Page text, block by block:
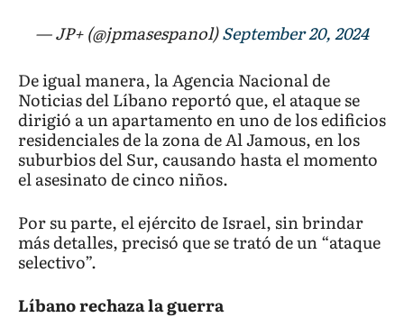
— JP+ (@jpmasespanol)September 20, 2024
De igual manera, la Agencia Nacional de
Noticias del Líbano reportó que, el ataque se
dirigió a un apartamento en uno de los edificios
residenciales de la zona de Al Jamous, en los
suburbios del Sur, causando hasta el momento
el asesinato de cinco niños.
Por su parte, el ejército de Israel, sin brindar
más detalles, precisó que se trató de un “ataque
selectivo”.
Líbano rechaza la guerra